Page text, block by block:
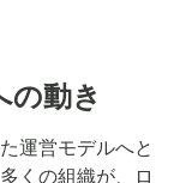
の動き
運営モデルへと
くの組織が、ロ